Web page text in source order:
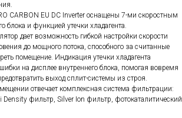
CARBON EU DC Inverter оснащены 7-ми скоростным
блока и функцией утечки хладагента.
дает возможность гибкой настройки скорости
до мощного потока, способного за считанные
помещение. Индикация утечки хладагента
на дисплее внутреннего блока, помогая вовремя
выход сплит-системы из строя.
отвечает комплексная система фильтрации:
Density фильтр, Silver Ion фильтр, фотокаталитический